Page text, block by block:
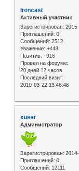
Ironcast
Активный участник
Зарегистрирован:
Приглашений: 0
Сообщений: 2512
Уважение: +448
Позитив: +916
Провел на форуме:
20 дней 12 часов
Последний визит:
2019-03-22 13:48:48
xuser
Администратор
Зарегистрирован:
Приглашений: 0
Сообщений: 12111